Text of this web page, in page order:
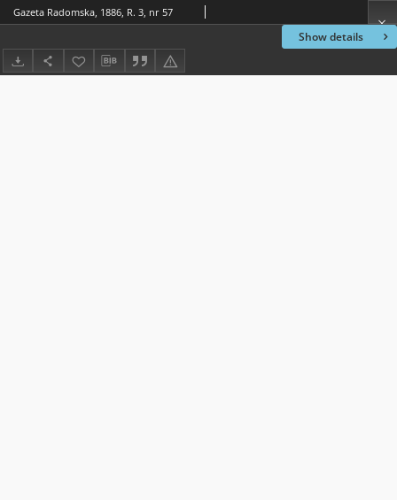
Show details
Gazeta Radomska, 1886, R. 3, nr 57